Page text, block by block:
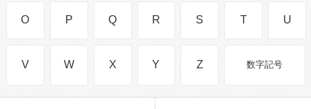
O P Q R S T U
V W X Y Z 数字記号